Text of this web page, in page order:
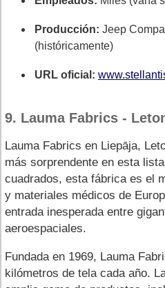
Producción: Jeep
(históricamente)
URL oficial:
9. Lauma Fabrics -
Lauma Fabrics en Liepāja,
más sorprendente en esta
cuadrados, esta fábrica es el
y materiales médicos de
entrada inesperada entre
aeroespaciales.
Fundada en 1969, Lauma
kilómetros de tela cada año.